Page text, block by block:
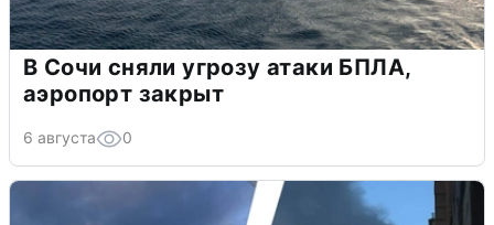
В Сочи сняли угрозу атаки БПЛА,
аэропорт закрыт
6 августа 0